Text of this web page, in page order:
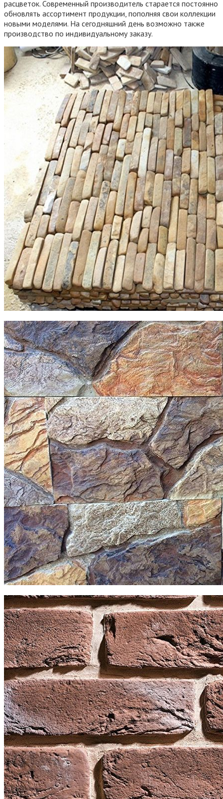
расцветок. Современный производитель старается постоянно
обновлять ассортимент продукции, пополняя свои коллекции
новыми моделями. На сегодняшний день возможно также
производство по индивидуальному заказу.